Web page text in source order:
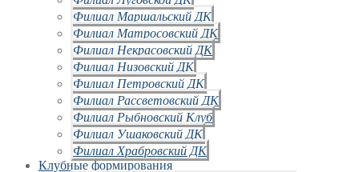
Филиал Маршальский ДК
Филиал Матросовский ДК
Филиал Некрасовский ДК
Филиал Низовский ДК
Филиал Петровский ДК
Филиал Рассветовский ДК
Филиал Рыбновский Клуб
Филиал Ушаковский ДК
Филиал Храбровский ДК
Клубные формирования